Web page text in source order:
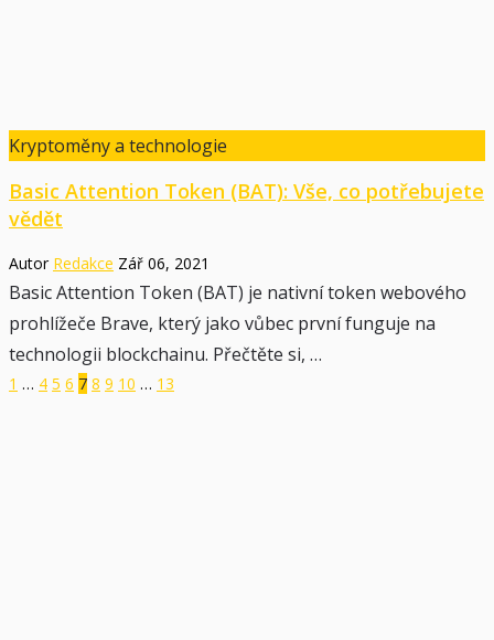
Kryptoměny a technologie
Basic Attention Token (BAT): Vše, co potřebujete
vědět
Autor Redakce Zář 06, 2021
Basic Attention Token (BAT) je nativní token webového
prohlížeče Brave, který jako vůbec první funguje na
technologii blockchainu. Přečtěte si, …
Stránkování
1 … 4 5 6 7 8 9 10 … 13